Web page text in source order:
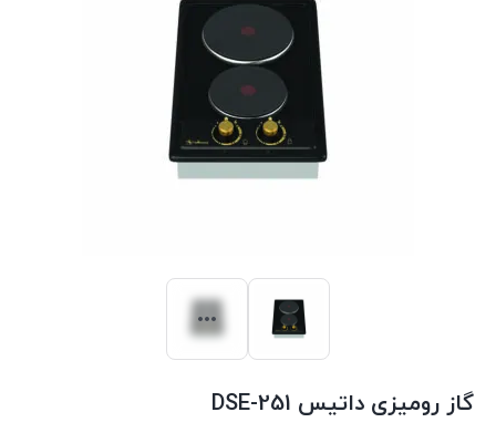
گاز رومیزی داتیس DSE-251